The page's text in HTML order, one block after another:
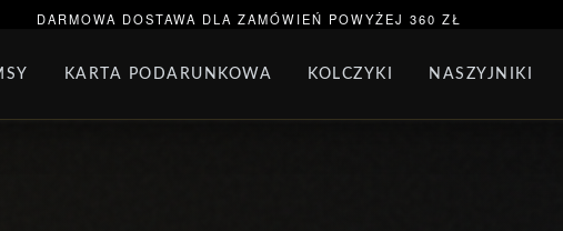
DARMOWA DOSTAWA DLA ZAMÓWIEŃ POWYŻEJ 360 ZŁ
SPRZEDAŻ BRANSOLETKA NA NOGĘ BRANSOLETKI
KARTA PODARUNKOWA KOLCZYKI NASZYJNIKI